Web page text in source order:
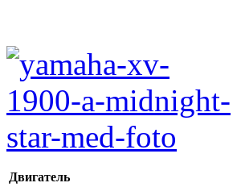
Двигатель